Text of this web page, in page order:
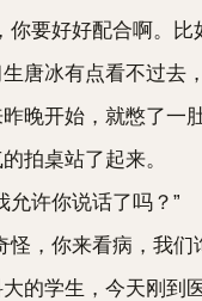
要好好配合啊。比
冰有点看不过去，
开始，就憋了一肚
桌站了起来。
许你说话了吗？”
，你来看病，我们
学生，今天刚到医